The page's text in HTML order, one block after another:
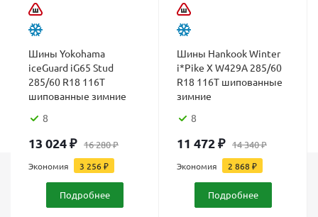
Шины Yokohama
iceGuard iG65 Stud
285/60 R18 116T
шипованные зимние
8
13 024₽ 16 280₽
Экономия 3 256₽
Подробнее
Шины Hankook Winter
i*Pike X W429A 285/60
R18 116T шипованные
зимние
8
11 472 ₽ 14 340₽
Экономия 2 868 ₽
Подробнее